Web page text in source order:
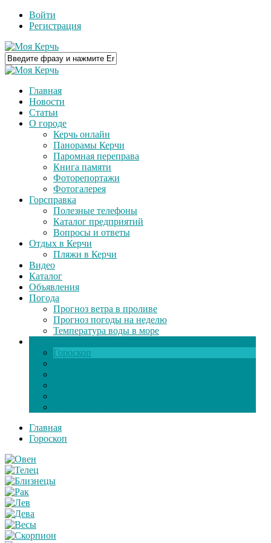
Войти
Регистрация
Главная
Новости
Статьи
О городе
Керчь онлайн
Панорамы Керчи
Паромная переправа
Книга памяти
Фоторепортажи
Фотогалерея
Горсправка
Полезные телефоны
Каталог предприятий
Вопросы и ответы
Отдых в Керчи
Пляжи в Керчи
Видео
Каталог
Объявления
Погода
Прогноз ветра в проливе
Прогноз погоды на неделю
Температура воды в море
Гороскоп
Главная
Гороскоп